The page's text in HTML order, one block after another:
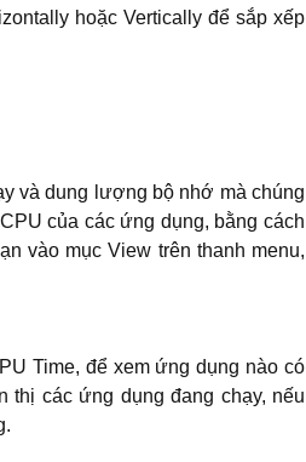
hoặc Vertically để sắp xếp
và dung lượng bộ nhớ mà chúng
của các ứng dụng, bằng cách
vào mục View trên thanh menu,
Time, để xem ứng dụng nào có
thị các ứng dụng đang chạy, nếu